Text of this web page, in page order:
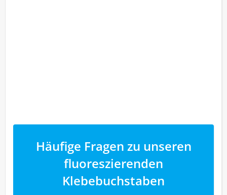
Häufige Fragen zu unseren
fluoreszierenden
Klebebuchstaben